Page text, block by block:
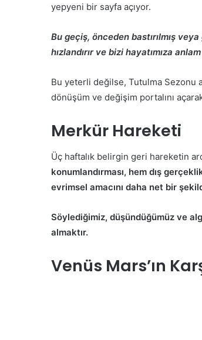
yepyeni bir sayfa açıyor.
Bu geçiş, önceden bastırılmış
hızlandırır ve bizi hayatımıza
Bu yeterli değilse, Tutulma Sezonu
dönüşüm ve değişim portalını
Merkür Hareketi
Üç haftalık belirgin geri hareketin
konumlandırması, hem dış
evrimsel amacını daha net bir
Söylediğimiz, düşündüğümüz ve
almaktır.
Venüs Mars’ın